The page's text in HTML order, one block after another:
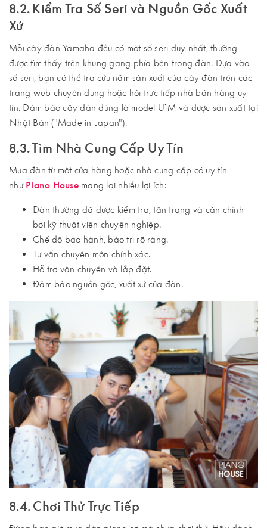
8.2. Kiểm Tra Số Seri và Nguồn Gốc Xuất
Xứ
Mỗi cây đàn Yamaha đều có một số seri duy nhất, thường
được tìm thấy trên khung gang phía bên trong đàn. Dựa vào
số seri, bạn có thể tra cứu năm sản xuất của cây đàn trên các
trang web chuyên dụng hoặc hỏi trực tiếp nhà bán hàng uy
tín. Đảm bảo cây đàn đúng là model U1M và được sản xuất tại
Nhật Bản ("Made in Japan").
8.3. Tìm Nhà Cung Cấp Uy Tín
Mua đàn từ một cửa hàng hoặc nhà cung cấp có uy tín
như Piano Housemang lại nhiều lợi ích:
Đàn thường đã được kiểm tra, tân trang và căn chỉnh
bởi kỹ thuật viên chuyên nghiệp.
Chế độ bảo hành, bảo trì rõ ràng.
Tư vấn chuyên môn chính xác.
Hỗ trợ vận chuyển và lắp đặt.
Đảm bảo nguồn gốc, xuất xứ của đàn.
8.4. Chơi Thử Trực Tiếp